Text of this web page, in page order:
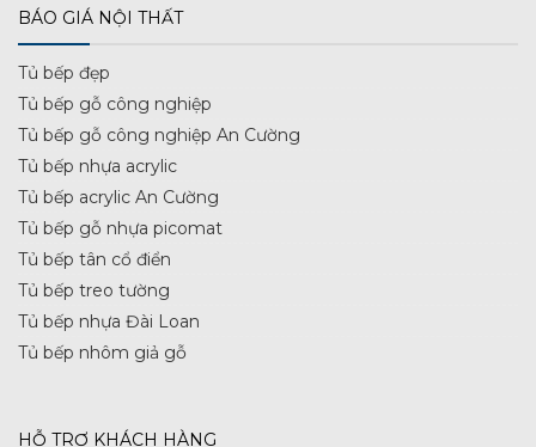
BÁO GIÁ NỘI THẤT
Tủ bếp đẹp
Tủ bếp gỗ công nghiệp
Tủ bếp gỗ công nghiệp An Cường
Tủ bếp nhựa acrylic
Tủ bếp acrylic An Cường
Tủ bếp gỗ nhựa picomat
Tủ bếp tân cổ điển
Tủ bếp treo tường
Tủ bếp nhựa Đài Loan
Tủ bếp nhôm giả gỗ
HỖ TRỢ KHÁCH HÀNG